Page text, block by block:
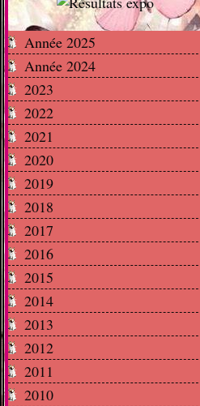
Année 2025
Année 2024
2023
2022
2021
2020
2019
2018
2017
2016
2015
2014
2013
2012
2011
2010